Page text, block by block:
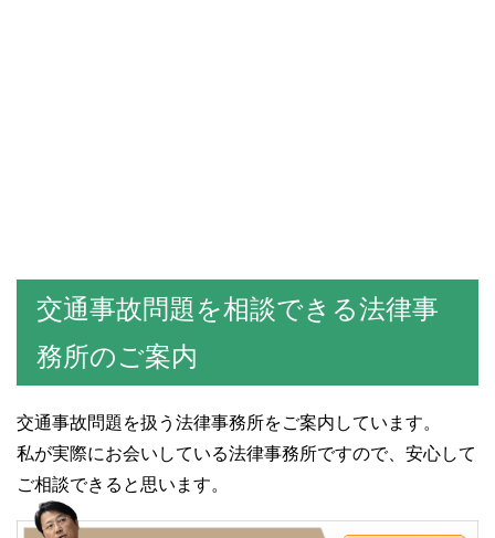
交通事故問題を相談できる法律事
務所のご案内
交通事故問題を扱う法律事務所をご案内しています。
私が実際にお会いしている法律事務所ですので、安心して
ご相談できると思います。